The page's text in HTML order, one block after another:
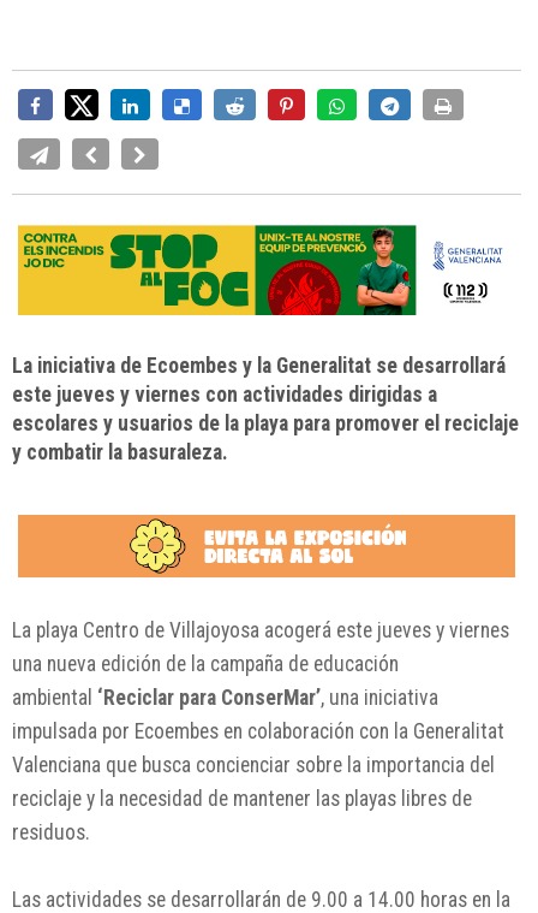
La iniciativa de Ecoembes y la Generalitat se desarrollará
este jueves y viernes con actividades dirigidas a
escolares y usuarios de la playa para promover el reciclaje
y combatir la basuraleza.
La playa Centro de Villajoyosa acogerá este jueves y viernes
una nueva edición de la campaña de educación
ambiental ‘Reciclar para ConserMar’, una iniciativa
impulsada por Ecoembes en colaboración con la Generalitat
Valenciana que busca concienciar sobre la importancia del
reciclaje y la necesidad de mantener las playas libres de
residuos.
Las actividades se desarrollarán de 9.00 a 14.00 horas en la